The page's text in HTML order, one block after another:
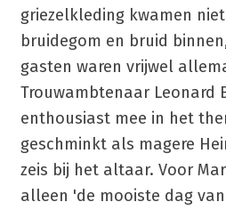
griezelkleding kwamen
bruidegom en bruid
gasten waren vrijwel
Trouwambtenaar Leonard
enthousiast mee in het
geschminkt als magere
zeis bij het altaar. Voor
alleen 'de mooiste dag